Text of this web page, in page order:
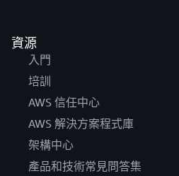
資源
入門
培訓
AWS 信任中心
AWS 解決方案程式庫
架構中心
產品和技術常見問答集